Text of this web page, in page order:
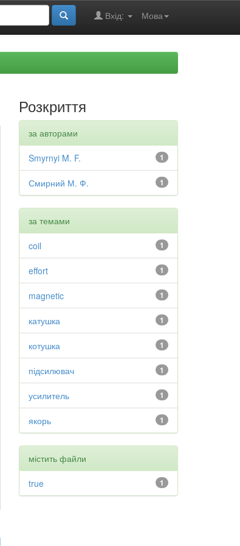
Мова
Вхід:
Розкриття
за авторами
1
Smyrnyi M. F.
1
Смирний М. Ф.
за темами
1
coil
1
effort
1
magnetic
1
катушка
1
котушка
1
підсилювач
1
усилитель
1
якорь
містить файли
1
true